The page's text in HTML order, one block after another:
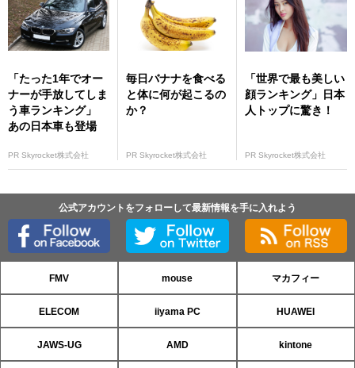
「たった1年でオー
ナーが手放してしま
う車ランキング」
あの日本車も登場
PR Skyrocket株式会社
毎日バナナを食べる
と体に何が起こるの
か？
PR Skyrocket株式会社
「世界で最も美しい
顔ランキング」日本
人トップに驚き！
PR Skyrocket株式会社
公式アカウントをフォローして最新情報を手に入れよう
FMV mouse マカフィー
ELECOM iiyama PC HUAWEI
JAWS-UG AMD kintone